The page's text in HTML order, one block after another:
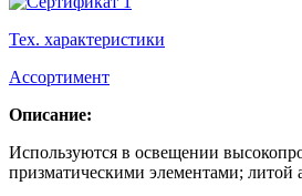
Тех. характеристики
Ассортимент
Описание:
Используются в освещении
призматическими элементами;